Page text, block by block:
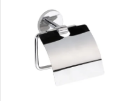
Abecedně